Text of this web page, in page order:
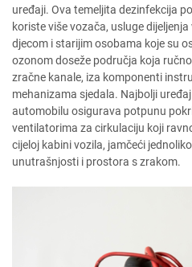
uređaji. Ova temeljita dezinfekcija
koriste više vozača, usluge
djecom i starijim osobama koje su
ozonom doseže područja koja
zračne kanale, iza komponenti
mehanizama sjedala. Najbolji
automobilu osigurava potpunu
ventilatorima za cirkulaciju koji
cijeloj kabini vozila, jamčeći
unutrašnjosti i prostora s zrakom.